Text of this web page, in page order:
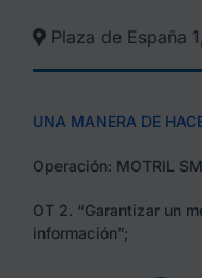
Plaza de España
UNA MANERA DE
Operación: MOTRIL
OT 2. “Garantizar un
información”;